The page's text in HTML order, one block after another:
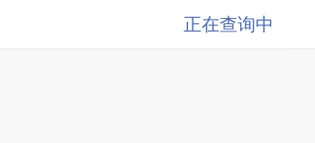
正在查询中